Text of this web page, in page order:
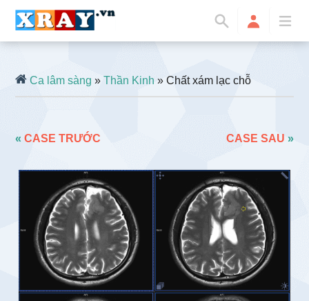
Ca lâm sàng »Thần Kinh » Chất xám lạc chỗ
«CASE TRƯỚC CASE SAU »